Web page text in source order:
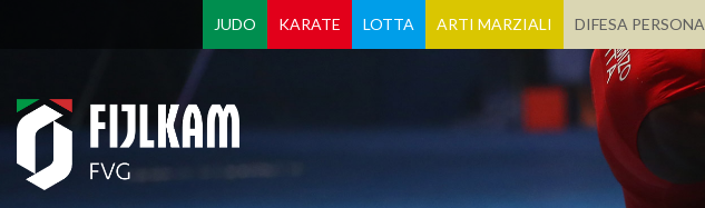
JUDO KARATE LOTTA ARTI MARZIALI DIFESA